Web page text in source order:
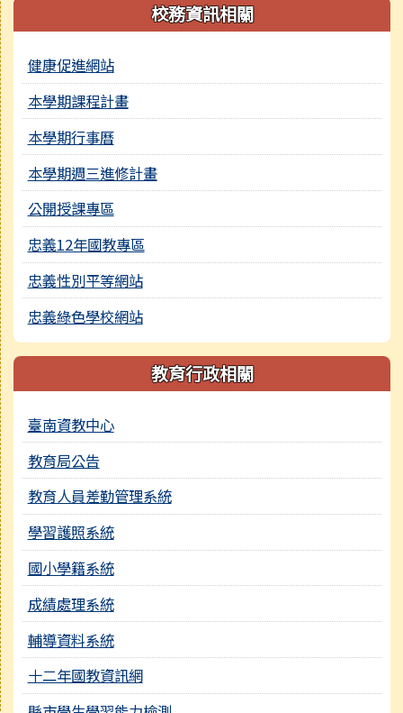
校務資訊相關
健康促進網站
本學期課程計畫
本學期行事曆
本學期週三進修計畫
公開授課專區
忠義12年國教專區
忠義性別平等網站
忠義綠色學校網站
教育行政相關
臺南資教中心
教育局公告
教育人員差勤管理系統
學習護照系統
國小學籍系統
成績處理系統
輔導資料系統
十二年國教資訊網